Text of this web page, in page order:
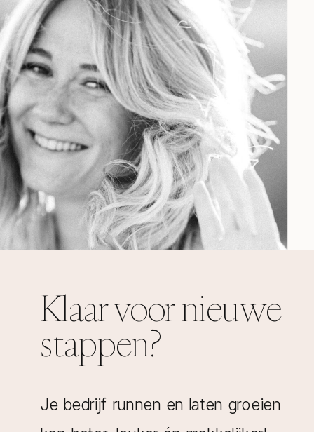
Klaar voor nieuwe
stappen?
Je bedrijf runnen en laten groeien